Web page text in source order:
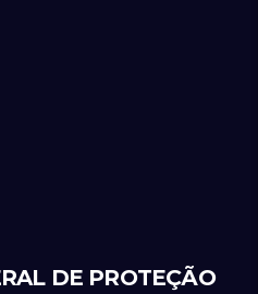
DE PROTEÇÃO